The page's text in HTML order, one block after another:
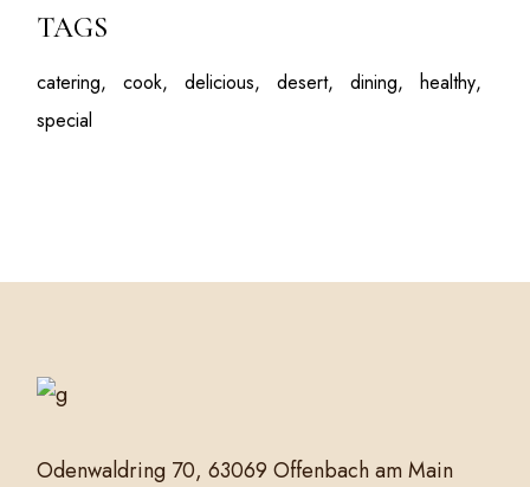
TAGS
catering cook delicious desert dining
healthy
special
Odenwaldring 70, 63069 Offenbach am Main